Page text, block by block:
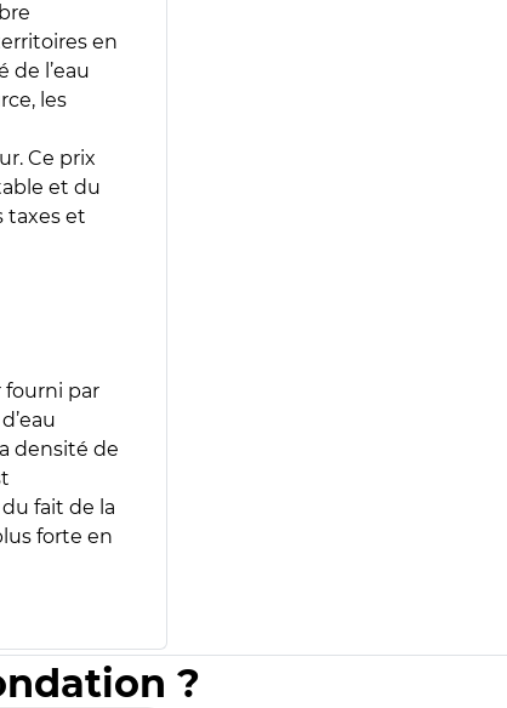
en
l’eau
les
Ce prix
et du
taxes et
fourni par
densité de
fait de la
forte en
?